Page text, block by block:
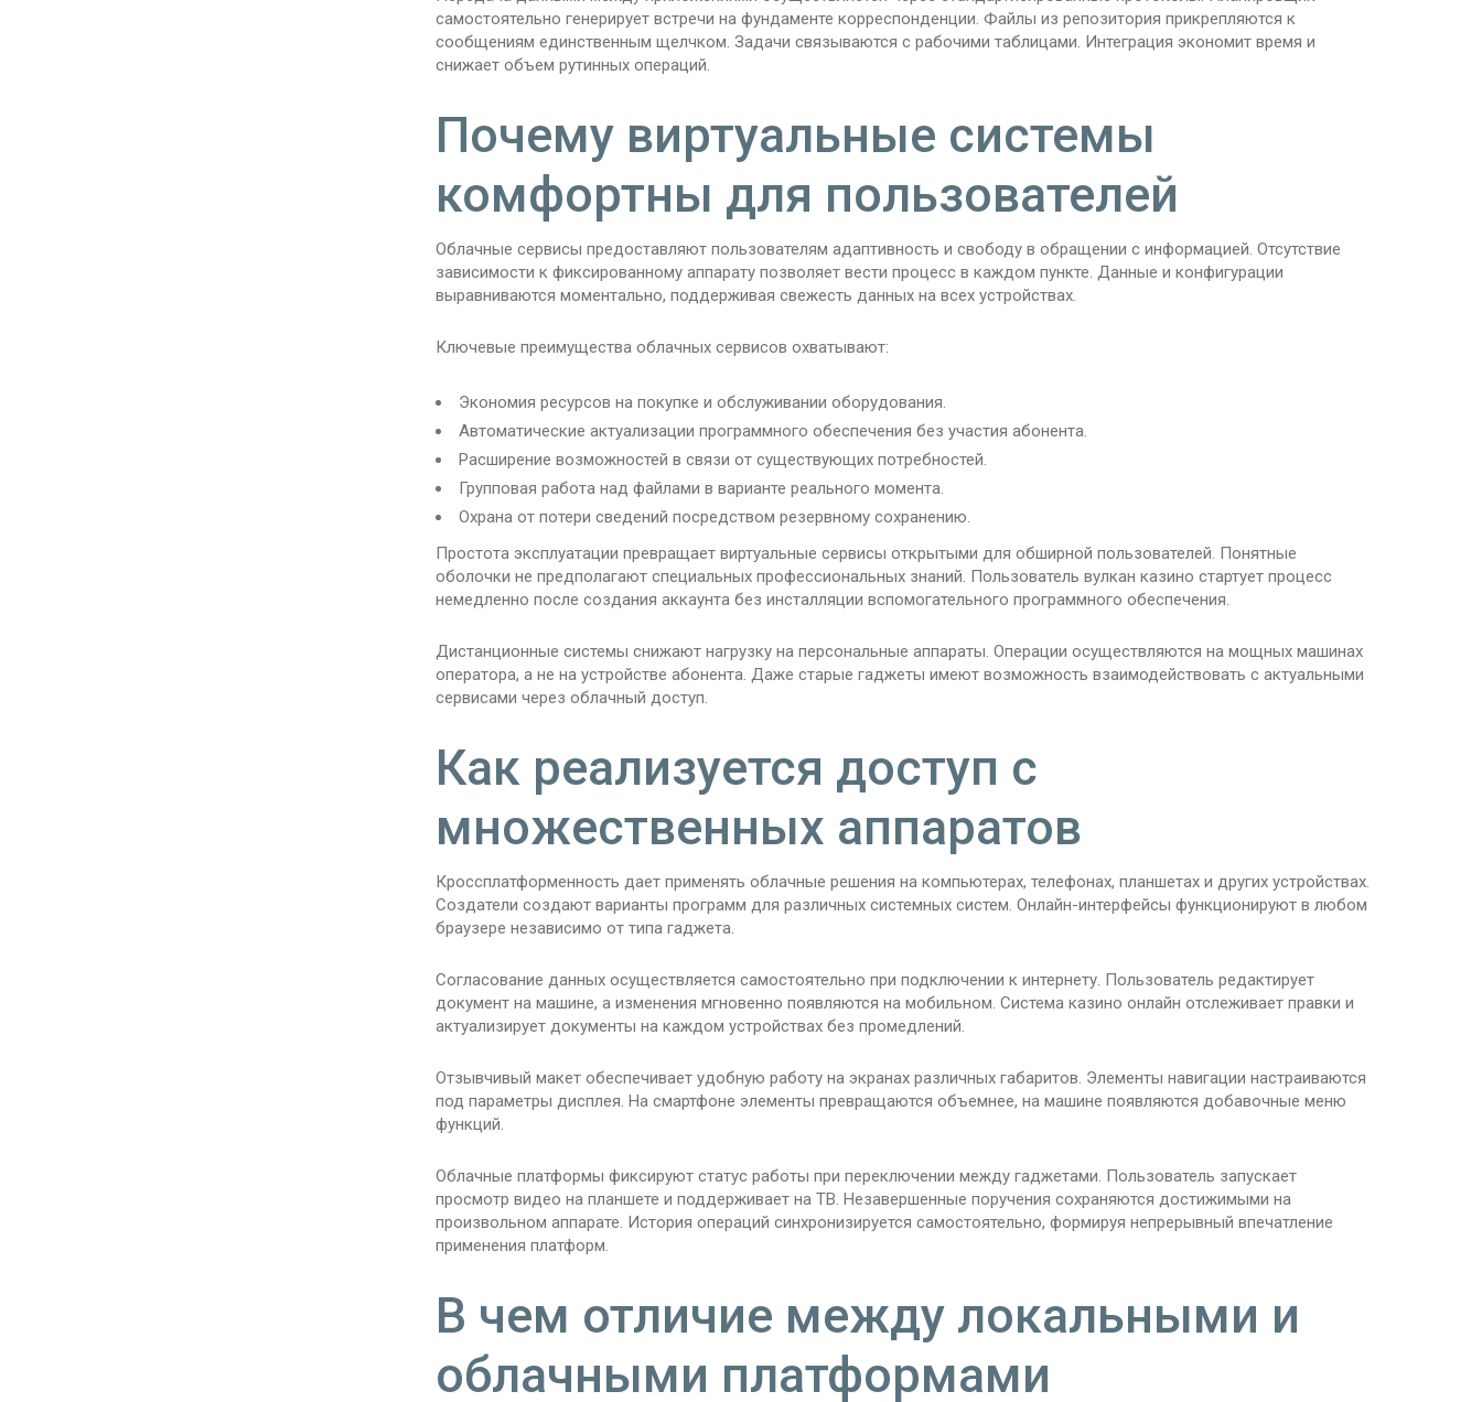
самостоятельно генерирует встречи на фундаменте корреспонденции. Файлы из репозитория прикрепляются к
сообщениям единственным щелчком. Задачи связываются с рабочими таблицами. Интеграция экономит время и
снижает объем рутинных операций.
Почему виртуальные системы
комфортны для пользователей
Облачные сервисы предоставляют пользователям адаптивность и свободу в обращении с информацией. Отсутствие
зависимости к фиксированному аппарату позволяет вести процесс в каждом пункте. Данные и конфигурации
выравниваются моментально, поддерживая свежесть данных на всех устройствах.
Ключевые преимущества облачных сервисов охватывают:
Экономия ресурсов на покупке и обслуживании оборудования.
Автоматические актуализации программного обеспечения без участия абонента.
Расширение возможностей в связи от существующих потребностей.
Групповая работа над файлами в варианте реального момента.
Охрана от потери сведений посредством резервному сохранению.
Простота эксплуатации превращает виртуальные сервисы открытыми для обширной пользователей. Понятные
оболочки не предполагают специальных профессиональных знаний. Пользователь вулкан казино стартует процесс
немедленно после создания аккаунта без инсталляции вспомогательного программного обеспечения.
Дистанционные системы снижают нагрузку на персональные аппараты. Операции осуществляются на мощных машинах
оператора, а не на устройстве абонента. Даже старые гаджеты имеют возможность взаимодействовать с актуальными
сервисами через облачный доступ.
Как реализуется доступ с
множественных аппаратов
Кроссплатформенность дает применять облачные решения на компьютерах, телефонах, планшетах и других устройствах.
Создатели создают варианты программ для различных системных систем. Онлайн-интерфейсы функционируют в любом
браузере независимо от типа гаджета.
Согласование данных осуществляется самостоятельно при подключении к интернету. Пользователь редактирует
документ на машине, а изменения мгновенно появляются на мобильном. Система казино онлайн отслеживает правки и
актуализирует документы на каждом устройствах без промедлений.
Отзывчивый макет обеспечивает удобную работу на экранах различных габаритов. Элементы навигации настраиваются
под параметры дисплея. На смартфоне элементы превращаются объемнее, на машине появляются добавочные меню
функций.
Облачные платформы фиксируют статус работы при переключении между гаджетами. Пользователь запускает
просмотр видео на планшете и поддерживает на ТВ. Незавершенные поручения сохраняются достижимыми на
произвольном аппарате. История операций синхронизируется самостоятельно, формируя непрерывный впечатление
применения платформ.
В чем отличие между локальными и
облачными платформами